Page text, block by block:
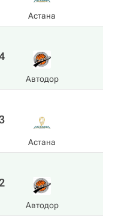
Астана
Автодор
Астана
Автодор